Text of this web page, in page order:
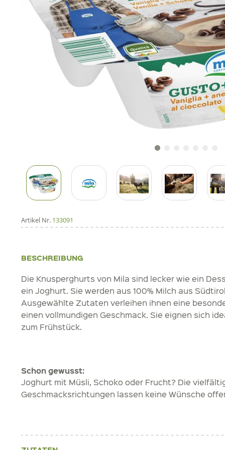
Artikel Nr. 133091
BESCHREIBUNG
Die Knusperghurts von Mila sind lecker wie ein
ein Joghurt. Sie werden aus 100% Milch aus
Ausgewählte Zutaten verleihen ihnen eine
einen vollmundigen Geschmack. Sie eignen sich
zum Frühstück.
Schon gewusst:
Joghurt mit Müsli, Schoko oder Frucht? Die
Geschmacksrichtungen lassen keine Wünsche